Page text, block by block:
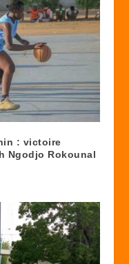
: victoire
Ngodjo Rokounal